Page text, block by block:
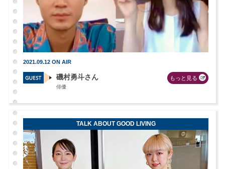
2021.09.12 ON AIR
磯村勇斗さん
俳優
もっと見る
TALK ABOUT GOOD LIVING